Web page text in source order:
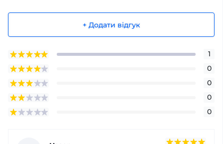
+ Додати відгук
1
0
0
0
0